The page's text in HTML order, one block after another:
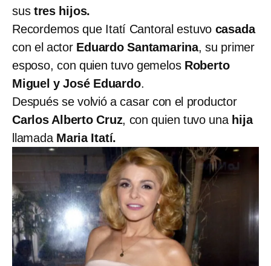
sustres hijos.
Recordemos que Itatí Cantoral estuvo casada
con el actor Eduardo Santamarina, su primer
esposo, con quien tuvo gemelos Roberto
Miguel y José Eduardo.
Después se volvió a casar con el productor
Carlos Alberto Cruz, con quien tuvo una hija
llamada Maria Itatí.